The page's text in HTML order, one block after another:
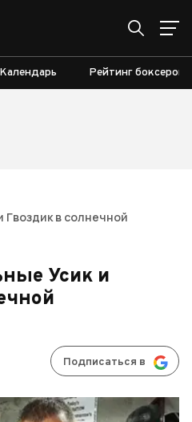
Рейтинг боксеров
в солнечной
Усик и
Подписаться в